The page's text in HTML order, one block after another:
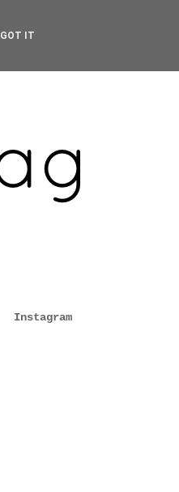
Instagram
GOT IT